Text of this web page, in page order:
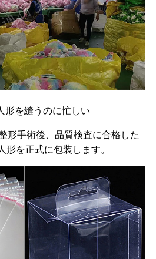
形を縫うのに忙しい
形手術後、品質検査に合格した
を正式に包装します。